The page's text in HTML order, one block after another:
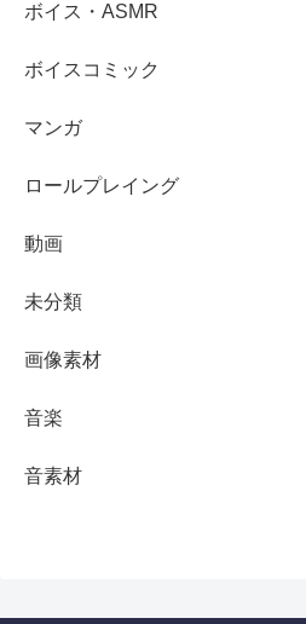
ボイス・ASMR
ボイスコミック
マンガ
ロールプレイング
動画
未分類
画像素材
音楽
音素材